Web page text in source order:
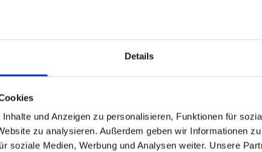
Details
und Anzeigen zu personalisieren, Funktionen für
zu analysieren. Außerdem geben wir Informationen
soziale Medien, Werbung und Analysen weiter. Unsere
über
hin zu Werbemitteln,
können. Auf
Ihre Visitenkarten, z.B.